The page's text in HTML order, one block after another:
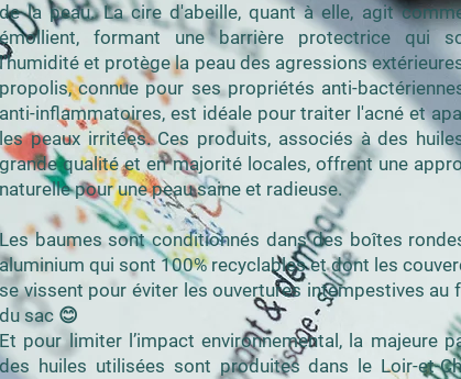
de la peau. La cire d'abeille, quant à elle, agit
émollient, formant une barrière protectrice qui
l'humidité et protège la peau des agressions
propolis, connue pour ses propriétés anti-
anti-inflammatoires, est idéale pour traiter l'acné et
les peaux irritées. Ces produits, associés à des
grande qualité et en majorité locales, offrent une
naturelle pour une peau saine et radieuse.
Les baumes sont conditionnés dans des boîtes
aluminium qui sont 100% recyclables et dont les
se vissent pour éviter les ouvertures intempestives au
du sac 😊
Et pour limiter l’impact environnemental, la majeure
des huiles utilisées sont produites dans le Loir-et-